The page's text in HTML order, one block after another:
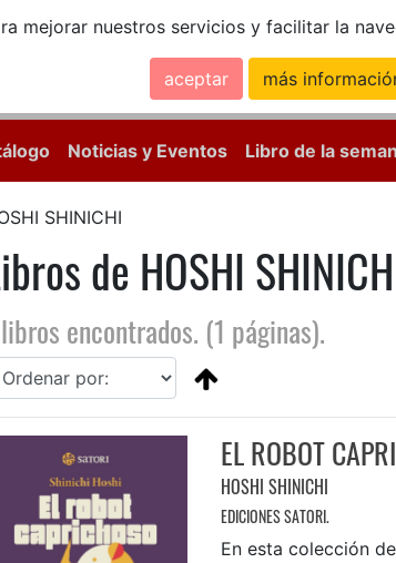
mejorar nuestros servicios y facilitar la
aceptar más
Noticias y Eventos Libro de la
SHINICHI
de HOSHI
encontrados. (1 páginas).
EL ROBOT
HOSHI SHINICHI
EDICIONES SATORI.
En esta colección